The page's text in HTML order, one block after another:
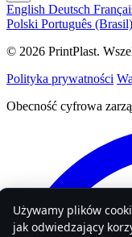
English Deutsch
Polski Português (Brasil)
© 2026 PrintPlast.
Polityka prywatności
Obecność cyfrowa
Używamy plików
jak odwiedzający